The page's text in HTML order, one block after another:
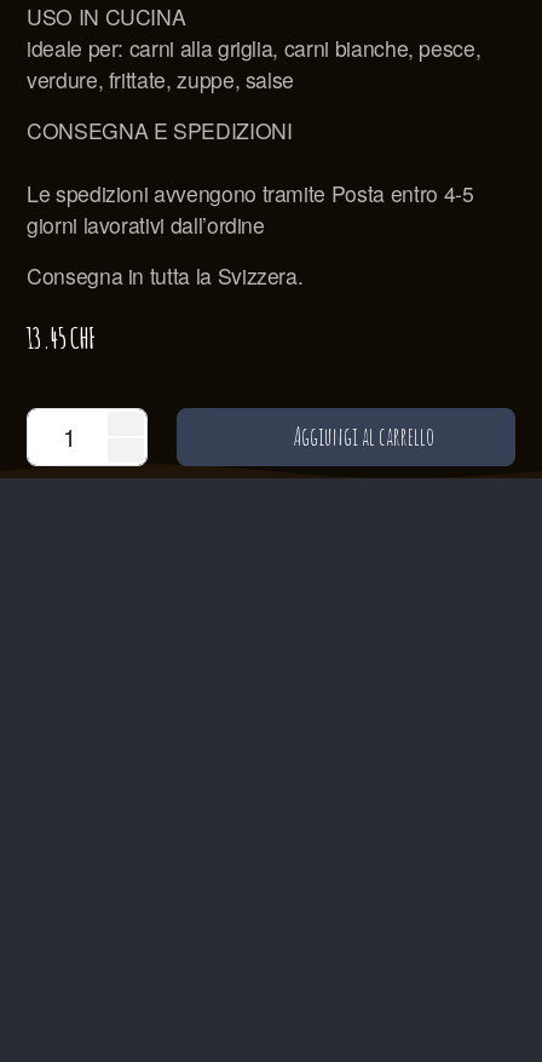
USO IN CUCINA
ideale per: carni alla griglia, carni bianche, pesce,
verdure, frittate, zuppe, salse
CONSEGNA E SPEDIZIONI
Le spedizioni avvengono tramite Posta entro 4-5
giorni lavorativi dall’ordine
Consegna in tutta la Svizzera.
13.45CHF
Aggiungi al carrello